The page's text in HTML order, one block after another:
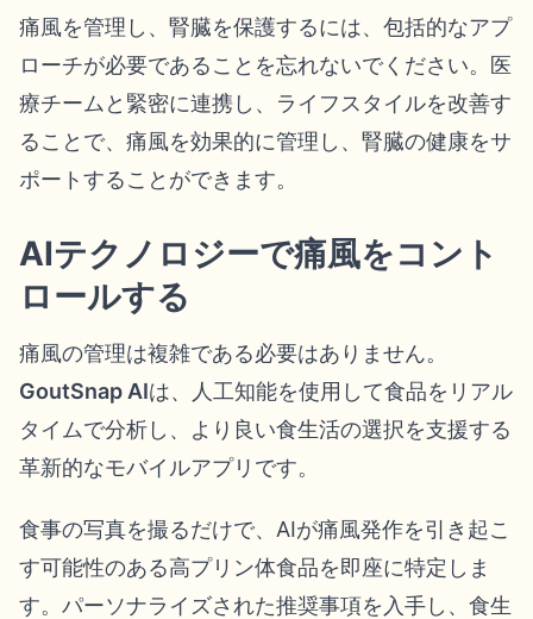
痛風を管理し、腎臓を保護するには、包括的なアプ
ローチが必要であることを忘れないでください。医
療チームと緊密に連携し、ライフスタイルを改善す
ることで、痛風を効果的に管理し、腎臓の健康をサ
ポートすることができます。
AIテクノロジーで痛風をコント
ロールする
痛風の管理は複雑である必要はありません。
GoutSnap AIは、人工知能を使用して食品をリアル
タイムで分析し、より良い食生活の選択を支援する
革新的なモバイルアプリです。
食事の写真を撮るだけで、AIが痛風発作を引き起こ
す可能性のある高プリン体食品を即座に特定しま
す。パーソナライズされた推奨事項を入手し、食生